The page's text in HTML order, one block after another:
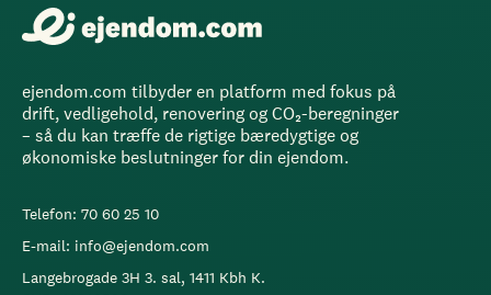
ejendom.com tilbyder en platform med fokus på
drift, vedligehold, renovering og CO₂-beregninger
– så du kan træffe de rigtige bæredygtige og
økonomiske beslutninger for din ejendom.
Telefon: 70 60 25 10
E-mail: info@ejendom.com
Langebrogade 3H 3. sal, 1411 Kbh K.